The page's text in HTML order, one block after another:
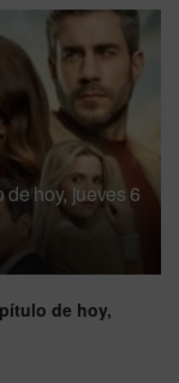
hoy, jueves 6
de hoy,